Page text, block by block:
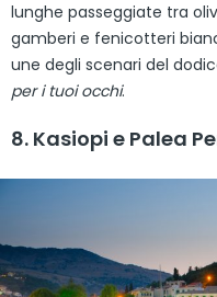
lunghe passeggiate tra
gamberi e fenicotteri
une degli scenari del
per i tuoi occhi.
8. Kasiopi e Palea